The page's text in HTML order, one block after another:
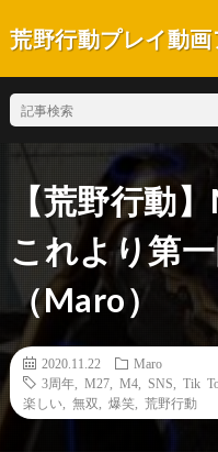
荒野行動プレイ動
【荒野行動
これより第
（Maro）
2020.11.22
Maro
3周年
M27 M4 SNS Tik
楽しい
無双 爆笑 荒野行動